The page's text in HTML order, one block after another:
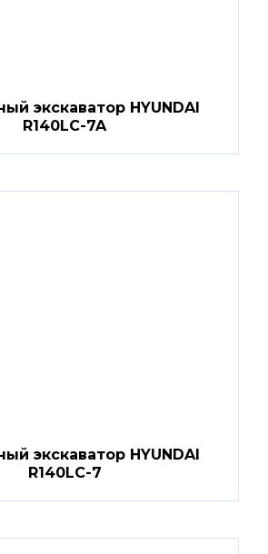
экскаватор HYUNDAI
R140LC-7A
экскаватор HYUNDAI
R140LC-7